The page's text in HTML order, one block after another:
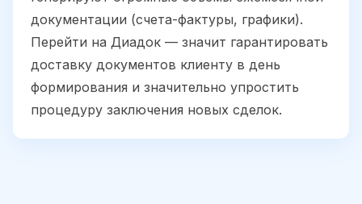
документации (счета-фактуры, графики).
Перейти на Диадок — значит гарантировать
доставку документов клиенту в день
формирования и значительно упростить
процедуру заключения новых сделок.